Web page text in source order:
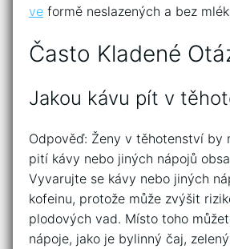
ve formě neslazených a bez
Často Kladené
Jakou kávu pít v
Odpověď: Ženy v těhotenství by
pití kávy nebo jiných nápojů
Vyvarujte se kávy nebo jiných
kofeinu, protože může zvýšit
plodových vad. Místo toho
nápoje, jako je bylinný čaj,